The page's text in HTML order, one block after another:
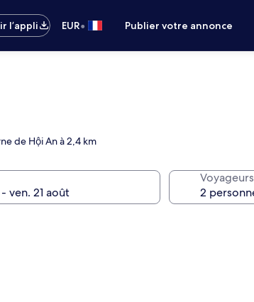
l’appli EUR• Publier votre annonce
de Hội An à 2,4 km
Voyageurs